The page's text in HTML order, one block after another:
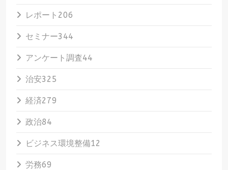
レポート 206
セミナー344
アンケート調査44
治安325
経済279
政治84
ビジネス環境整備12
労務69